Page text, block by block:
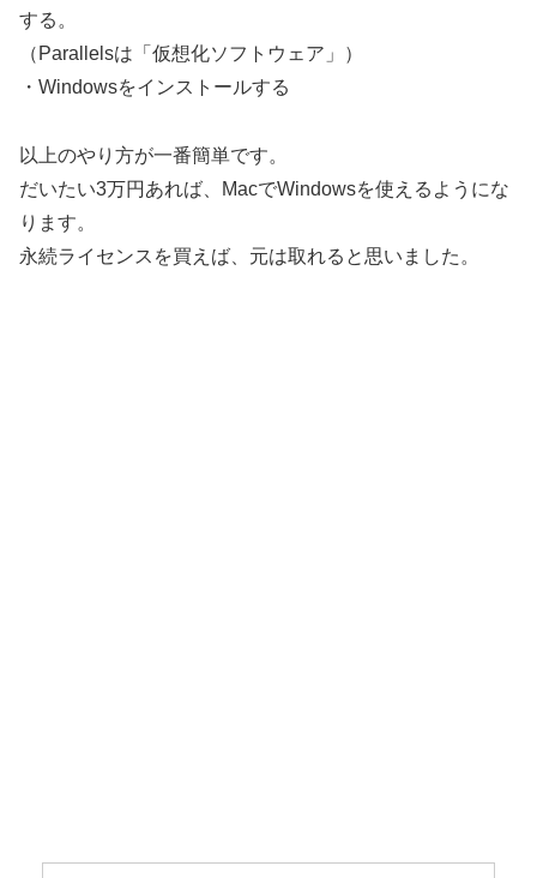
する。
（Parallelsは「仮想化ソフトウェア」）
・Windowsをインストールする
以上のやり方が一番簡単です。
だいたい3万円あれば、MacでWindowsを使えるようにな
ります。
永続ライセンスを買えば、元は取れると思いました。